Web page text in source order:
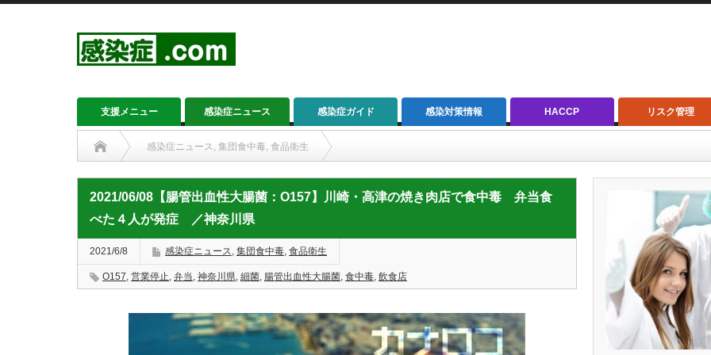
支援メニュー 感染症ニュース 感染症ガイド 感染対策情報 HACCP リスク管理
感染症ニュース, 集団食中毒, 食品衛生
2021/06/08【腸管出血性大腸菌：O157】川崎・高津の焼き肉店で食中毒 弁当食べた４人が発症 ／神奈川県
2021/06/08【腸管出血性大腸菌：O157】川崎・高津の焼き肉店で食中毒 弁当食
べた４人が発症 ／神奈川県
2021/6/8 感染症ニュース, 集団食中毒, 食品衛生
O157, 営業停止, 弁当, 神奈川県, 細菌, 腸管出血性大腸菌, 食中毒, 飲食店